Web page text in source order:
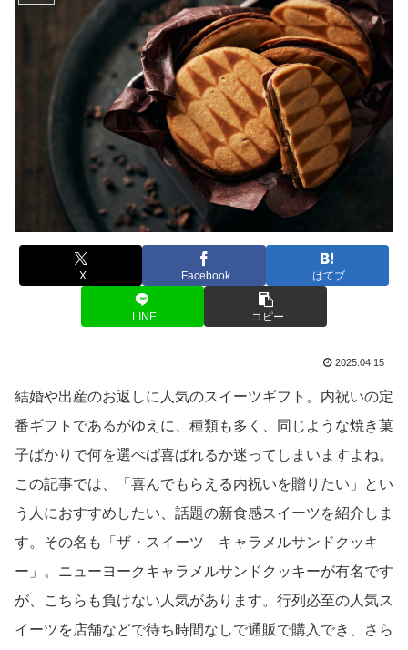
X Facebook はてブ
LINE コピー
2025.04.15
結婚や出産のお返しに人気のスイーツギフト。内祝いの定
番ギフトであるがゆえに、種類も多く、同じような焼き菓
子ばかりで何を選べば喜ばれるか迷ってしまいますよね。
この記事では、「喜んでもらえる内祝いを贈りたい」とい
う人におすすめしたい、話題の新食感スイーツを紹介しま
す。その名も「ザ・スイーツ キャラメルサンドクッキ
ー」。ニューヨークキャラメルサンドクッキーが有名です
が、こちらも負けない人気があります。行列必至の人気ス
イーツを店舗などで待ち時間なしで通販で購入でき、さら